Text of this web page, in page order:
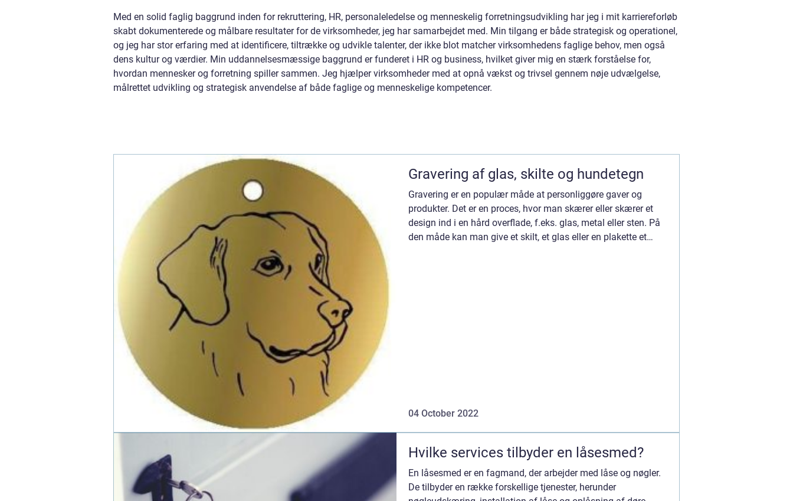
Med en solid faglig baggrund inden for rekruttering, HR, personaleledelse og menneskelig forretningsudvikling har jeg i mit karriereforløb
skabt dokumenterede og målbare resultater for de virksomheder, jeg har samarbejdet med. Min tilgang er både strategisk og operationel,
og jeg har stor erfaring med at identificere, tiltrække og udvikle talenter, der ikke blot matcher virksomhedens faglige behov, men også
dens kultur og værdier. Min uddannelsesmæssige baggrund er funderet i HR og business, hvilket giver mig en stærk forståelse for,
hvordan mennesker og forretning spiller sammen. Jeg hjælper virksomheder med at opnå vækst og trivsel gennem nøje udvælgelse,
målrettet udvikling og strategisk anvendelse af både faglige og menneskelige kompetencer.
Gravering af glas, skilte og hundetegn
Gravering er en populær måde at personliggøre gaver og
produkter. Det er en proces, hvor man skærer eller skærer et
design ind i en hård overflade, f.eks. glas, metal eller sten. På
den måde kan man give et skilt, et glas eller en plakette et
04 October 2022
Hvilke services tilbyder en låsesmed?
En låsesmed er en fagmand, der arbejder med låse og nøgler.
De tilbyder en række forskellige tjenester, herunder